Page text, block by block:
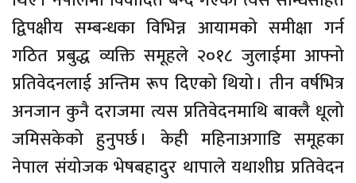
द्विपक्षीय सम्बन्धका विभिन्न आयामको समीक्षा गर्न
गठित प्रबुद्ध व्यक्ति समूहले २०१८ जुलाईमा आफ्नो
प्रतिवेदनलाई अन्तिम रूप दिएको थियो । तीन वर्षभित्र
अनजान कुनै दराजमा त्यस प्रतिवेदनमाथि बाक्लै धूलो
जमिसकेको हुनुपर्छ । केही महिनाअगाडि समूहका
नेपाल संयोजक भेषबहादुर थापाले यथाशीघ्र प्रतिवेदन